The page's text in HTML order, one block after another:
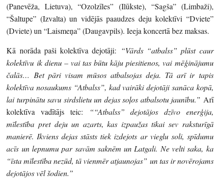
(Panevēža, Lietuva), “Ozolzīles” (Ilūkste), “Sagša” (Limbaži),
“Šaltupe” (Izvalta) un vidējās paaudzes deju kolektīvi “Dviete”
(Dviete) un “Laismeņa” (Daugavpils). Ieeja koncertā bez maksas.
Kā norāda paši kolektīva dejotāji: “Vārds “atbalss” plūst caur
kolektīvu ik dienu – vai tas būtu kāju piesitienos, vai mēģinājumu
čalās… Bet pāri visam mūsos atbalsojas deja. Tā arī ir tapis
kolektīva nosaukums “Atbalss”, kad vairāki dejotāji sanāca kopā,
lai turpinātu savu sirdslietu un dejas soļos atbalsotu jaunību.” Arī
kolektīva vadītājs teic:
““Atbalss” dejotājos dzīvo enerģija,
mīlestība pret deju un azarts, kas izpaužas tikai sev raksturīgā
manierē. Ikviens dejas stāsts tiek izdejots ar vieglu soli, spīdumu
acīs un lepnumu par savām saknēm un Latgali. Ne velti saka, ka
“īsta mīlestība nezūd, tā vienmēr atjaunojas” un tas ir novērojams
dejotājos vēl šodien.”